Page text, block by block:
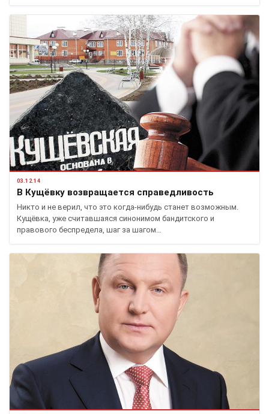
03.12.14
В Кущёвку возвращается справедливость
Никто и не верил, что это когда-нибудь станет возможным.
Кущёвка, уже считавшаяся синонимом бандитского и
правового беспредела, шаг за шагом…